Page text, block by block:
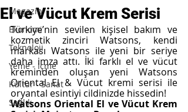
Magazin
Ekonomi
Teknoloji
Yeme - İçme
Kültür - Sanat
Sağlık
El ve Vücut Krem Serisi
Türkiye’nin sevilen kişisel bakım ve
kozmetik zinciri Watsons, kendi
markası Watsons ile yeni bir seriye
daha imza attı. İki farklı el ve vücut
kreminden oluşan yeni Watsons
Oriental El & Vücut kremi serisi ile
oryantal esintiyi cildinizde hissedin!
Watsons Oriental El ve Vücut Krem